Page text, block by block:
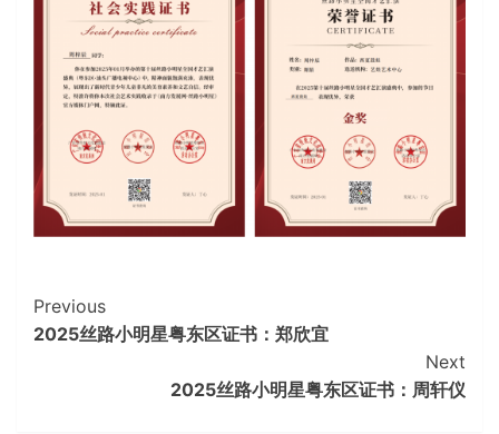
Continue
Reading
Previous
2025丝路小明星粤东区证书：郑欣宜
Next
2025丝路小明星粤东区证书：周轩仪